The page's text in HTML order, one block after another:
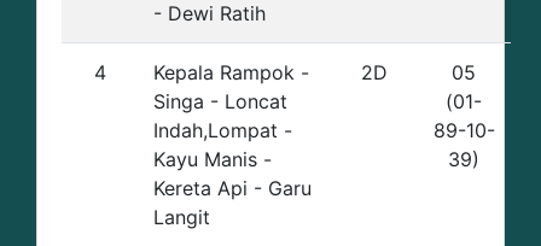
- Dewi Ratih
4
Kepala Rampok -
Singa - Loncat
Indah,Lompat -
Kayu Manis -
Kereta Api - Garu
Langit
2D
05
(01-
89-10-
39)